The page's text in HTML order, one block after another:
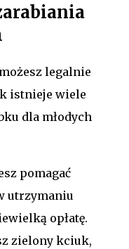
legalnie
istnieje wiele
dla młodych
pomagać
utrzymaniu
opłatę.
zielony kciuk,